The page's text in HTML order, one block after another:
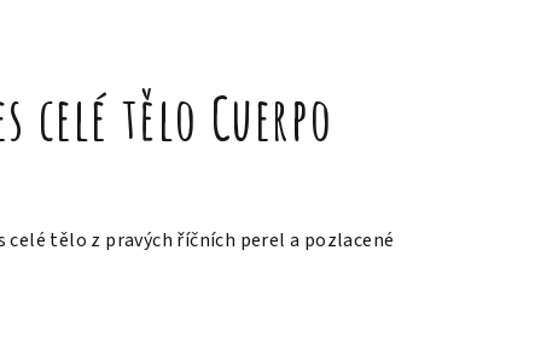
celé tělo Cuerpo
celé tělo z pravých říčních perel a pozlacené